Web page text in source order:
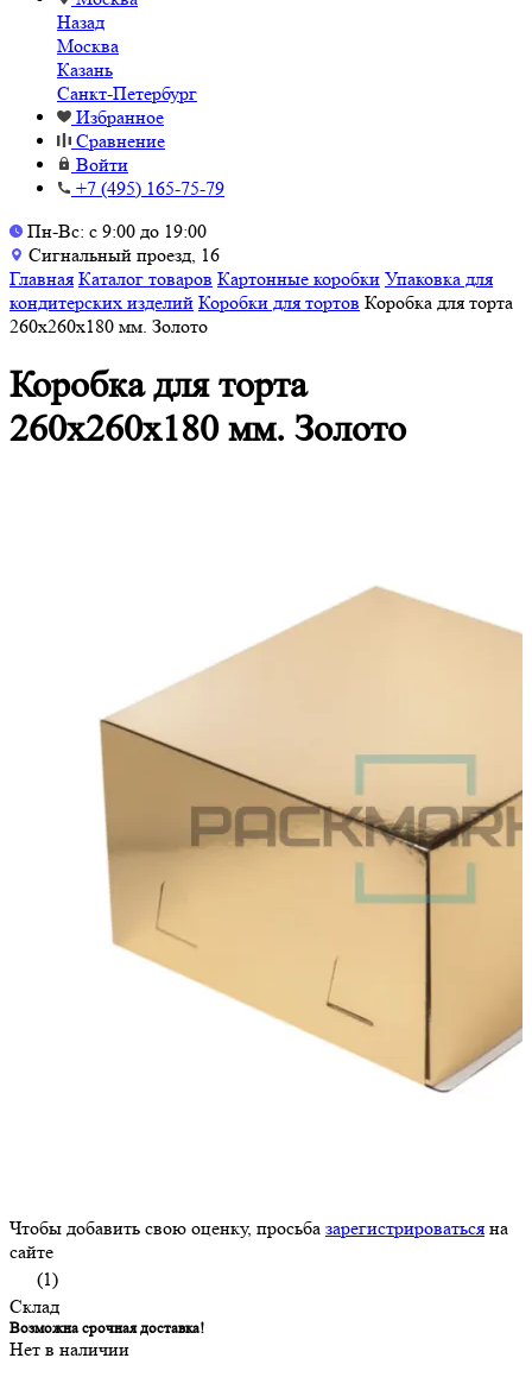
Назад
Москва
Казань
Санкт-Петербург
Избранное
Сравнение
Войти
+7 (495) 165-75-79
Пн-Вс: с 9:00 до 19:00
Сигнальный проезд, 16
Главная Каталог товаров Картонные коробки Упаковка для
кондитерских изделий Коробки для тортов Коробка для торта
260х260х180 мм. Золото
Коробка для торта
260х260х180 мм. Золото
Чтобы добавить свою оценку, просьба зарегистрироваться на
сайте
(1)
Склад
Возможна срочная доставка!
Нет в наличии